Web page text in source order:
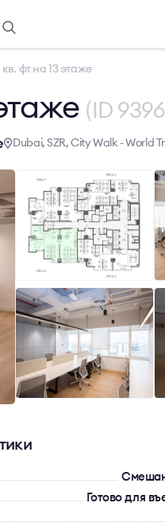
фт на 13 этаже
(ID
Dubai, SZR, City Walk - World
Готово для
офиса